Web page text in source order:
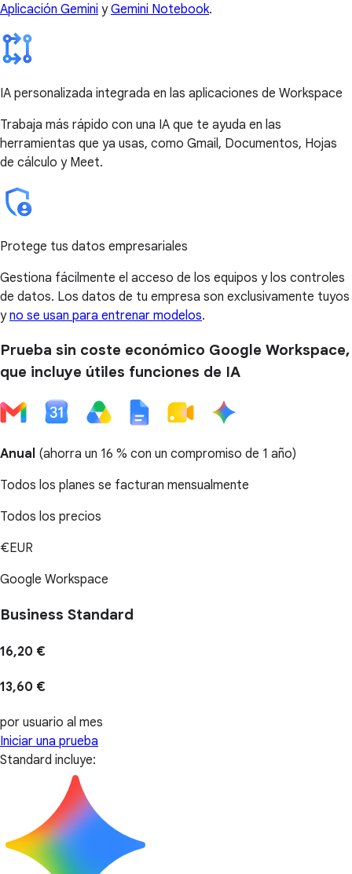
Aplicación Gemini yGemini Notebook.
IA personalizada integrada en las aplicaciones de Workspace
Trabaja más rápido con una IA que te ayuda en las
herramientas que ya usas, como Gmail, Documentos, Hojas
de cálculo y Meet.
Protege tus datos empresariales
Gestiona fácilmente el acceso de los equipos y los controles
de datos. Los datos de tu empresa son exclusivamente tuyos
yno se usan para entrenar modelos.
Prueba sin coste económico Google Workspace,
que incluye útiles funciones de IA
Anual (ahorra un 16 % con un compromiso de 1 año)
Todos los planes se facturan mensualmente
Todos los precios
€EUR
Google Workspace
Business Standard
16,20 €
13,60 €
por usuario al mes
Iniciar una prueba
Standard incluye: